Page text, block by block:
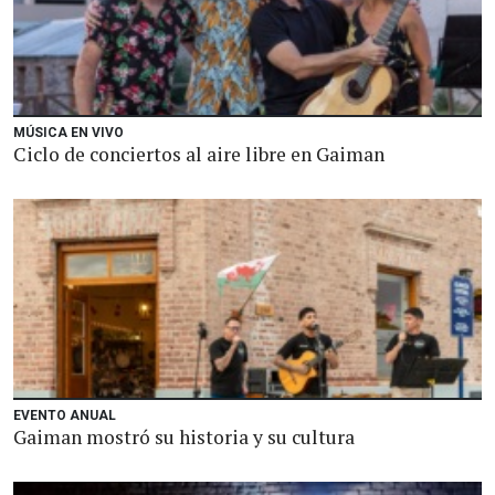
MÚSICA EN VIVO
Ciclo de conciertos al aire libre en Gaiman
EVENTO ANUAL
Gaiman mostró su historia y su cultura